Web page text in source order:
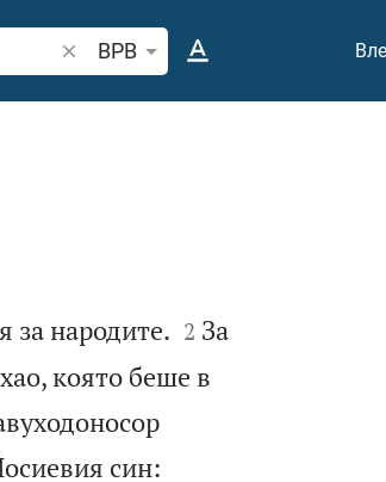
Търсете стих или дума в Библията
BPB
народите.
2 За
която беше в
син: